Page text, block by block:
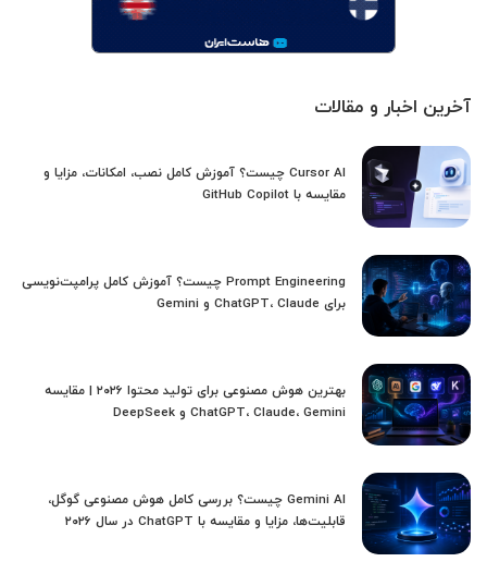
آخرین اخبار و مقالات
Cursor AI چیست؟ آموزش کامل نصب، امکانات، مزایا و
مقایسه با GitHub Copilot
Prompt Engineering چیست؟ آموزش کامل پرامپت‌نویسی
برای ChatGPT، Claude و Gemini
بهترین هوش مصنوعی برای تولید محتوا ۲۰۲۶ | مقایسه
ChatGPT، Claude، Gemini و DeepSeek
Gemini AI چیست؟ بررسی کامل هوش مصنوعی گوگل،
قابلیت‌ها، مزایا و مقایسه با ChatGPT در سال ۲۰۲۶